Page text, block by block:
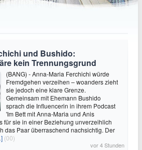
und Bushido:
kein Trennungsgrund
(BANG) - Anna-Maria Ferchichi würde
Fremdgehen verzeihen – woanders zieht
sie jedoch eine klare Grenze.
Gemeinsam mit Ehemann Bushido
sprach die Influencerin in ihrem Podcast
'Im Bett mit Anna-Maria und Anis
für sie in einer Beziehung unverzeihlich
das Paar überraschend nachsichtig. Der
(00)
vor 4 Stunden